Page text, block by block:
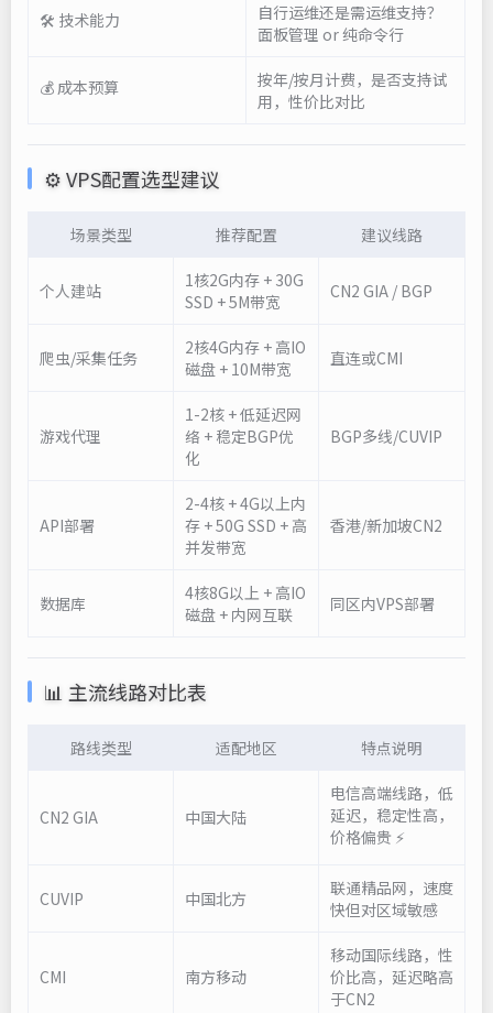
🛠 技术能力
自行运维还是需运维支持？
面板管理 or 纯命令行
💰 成本预算
按年/按月计费，是否支持试
用，性价比对比
⚙️ VPS配置选型建议
场景类型 推荐配置 建议线路
个人建站
1核2G内存 + 30G
SSD + 5M带宽
CN2 GIA / BGP
爬虫/采集任务
2核4G内存 + 高IO
磁盘 + 10M带宽
直连或CMI
游戏代理
1-2核 + 低延迟网
络 + 稳定BGP优
化
BGP多线/CUVIP
API部署
2-4核 + 4G以上内
存 + 50G SSD + 高
并发带宽
香港/新加坡CN2
数据库
4核8G以上 + 高IO
磁盘 + 内网互联
同区内VPS部署
📊 主流线路对比表
路线类型 适配地区 特点说明
CN2 GIA 中国大陆
电信高端线路，低
延迟，稳定性高，
价格偏贵 ⚡
CUVIP 中国北方
联通精品网，速度
快但对区域敏感
CMI 南方移动
移动国际线路，性
价比高，延迟略高
于CN2